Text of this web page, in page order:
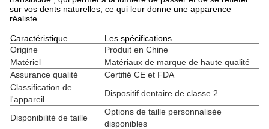
sur vos dents naturelles, ce qui leur donne une apparence
réaliste.
Caractéristique
Les spécifications
Origine
Produit en Chine
Matériel
Matériaux de marque de haute qualité
Assurance qualité
Certifié CE et FDA
Classification de
l'appareil
Dispositif dentaire de classe 2
Disponibilité de taille
Options de taille personnalisée
disponibles